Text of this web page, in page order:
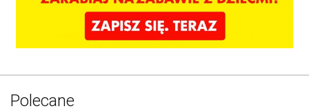
Polecane